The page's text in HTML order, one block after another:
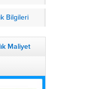
Bilgileri
Maliyet